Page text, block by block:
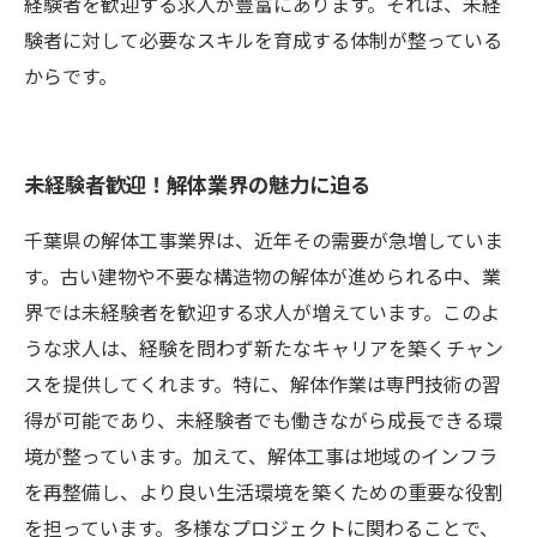
験者に対して必要なスキルを育成する体制が整っている
からです。
未経験者歓迎！解体業界の魅力に迫る
千葉県の解体工事業界は、近年その需要が急増していま
す。古い建物や不要な構造物の解体が進められる中、業
界では未経験者を歓迎する求人が増えています。このよ
うな求人は、経験を問わず新たなキャリアを築くチャン
スを提供してくれます。特に、解体作業は専門技術の習
得が可能であり、未経験者でも働きながら成長できる環
境が整っています。加えて、解体工事は地域のインフラ
を再整備し、より良い生活環境を築くための重要な役割
を担っています。多様なプロジェクトに関わることで、